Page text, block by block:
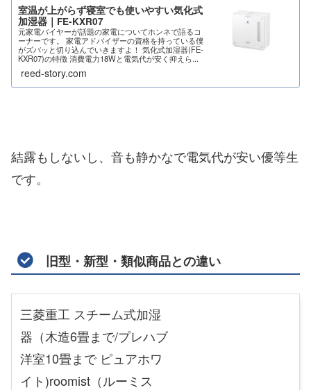
室温が上がらず寝室でも使いやすい気化式
加湿器｜FE-KXR07
元家電バイヤーが話題の家電についてホンネで語るコ
ーナーです。 家電アドバイザーの資格を持っている僕
がズバッと切り込んでいきますよ！ 気化式加湿器(FE-
KXR07)の特徴 消費電力18Wと電気代が安く抑えら...
reed-story.com
結露もしないし、音も静かなで電気代が安い優等生
です。
旧型・新型・類似商品との違い
三菱重工 スチーム式加湿
器（木造6畳まで/プレハブ
洋室10畳まで ピュアホワ
イト)roomist（ルーミス